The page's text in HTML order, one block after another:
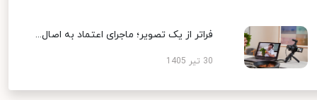
فراتر از یک تصویر؛ ماجرای اعتماد به اصال...
30 تیر 1405